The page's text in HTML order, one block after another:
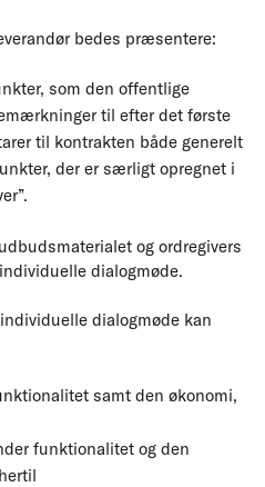
bedes præsentere:
som den offentlige
til efter det første
til kontrakten både generelt
der er særligt opregnet i
og ordregivers
dialogmøde.
dialogmøde kan
samt den økonomi,
funktionalitet og den